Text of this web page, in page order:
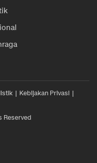
Kebijakan Privasi
Reserved